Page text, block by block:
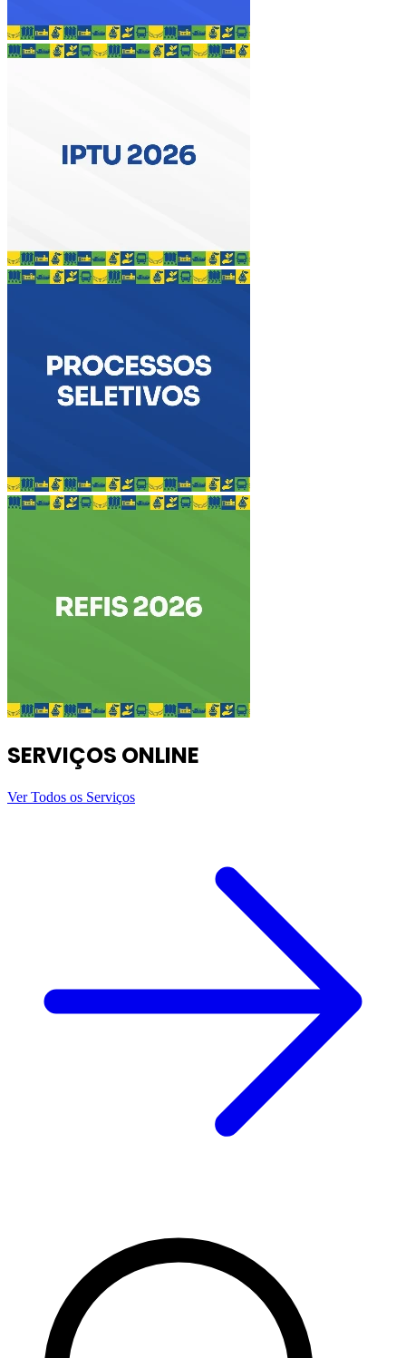
SERVIÇOS ONLINE
Ver Todos os Serviços